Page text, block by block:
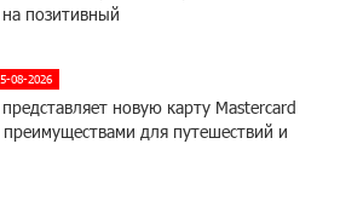
позитивный
08-2026
новую карту Mastercard
преимуществами для путешествий и